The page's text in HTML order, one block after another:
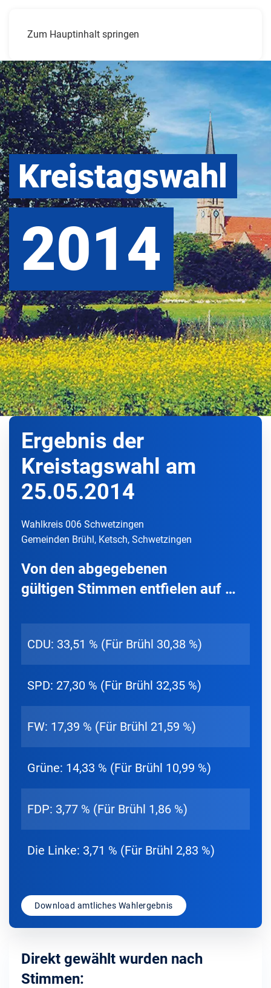
Zum Hauptinhalt springen
Kreis­tags­wahl
2014
Ergebnis der
Kreistagswahl am
25.05.2014
Wahlkreis 006 Schwetzingen
Gemeinden Brühl, Ketsch, Schwetzingen
Von den abgegebenen
gültigen Stimmen entfielen auf …
CDU: 33,51 % (Für Brühl 30,38 %)
SPD: 27,30 % (Für Brühl 32,35 %)
FW: 17,39 % (Für Brühl 21,59 %)
Grüne: 14,33 % (Für Brühl 10,99 %)
FDP: 3,77 % (Für Brühl 1,86 %)
Die Linke: 3,71 % (Für Brühl 2,83 %)
Download amtliches Wahlergebnis
Direkt gewählt wurden nach
Stimmen: